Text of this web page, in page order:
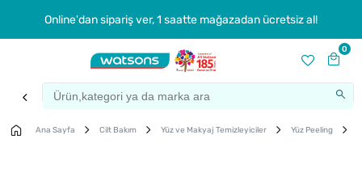
Online'dan sipariş ver, 1 saatte mağazadan ücretsiz al!
0
Ana Sayfa Cilt Bakım Yüz ve Makyaj Temizleyiciler Yüz Peeling